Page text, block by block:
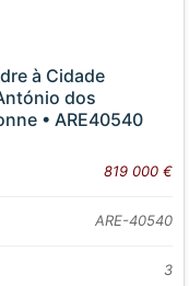
à Cidade
dos
• ARE40540
819 000 €
ARE-40540
3